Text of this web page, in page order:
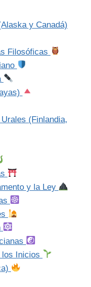
y Canadá)
Filosóficas
(Finlandia,
y la Ley
los Inicios